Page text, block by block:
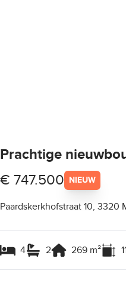
Prachtige
€ 747.500 NIEUW
Paardskerkhofstraat 10, 3320
4 2 269 m²